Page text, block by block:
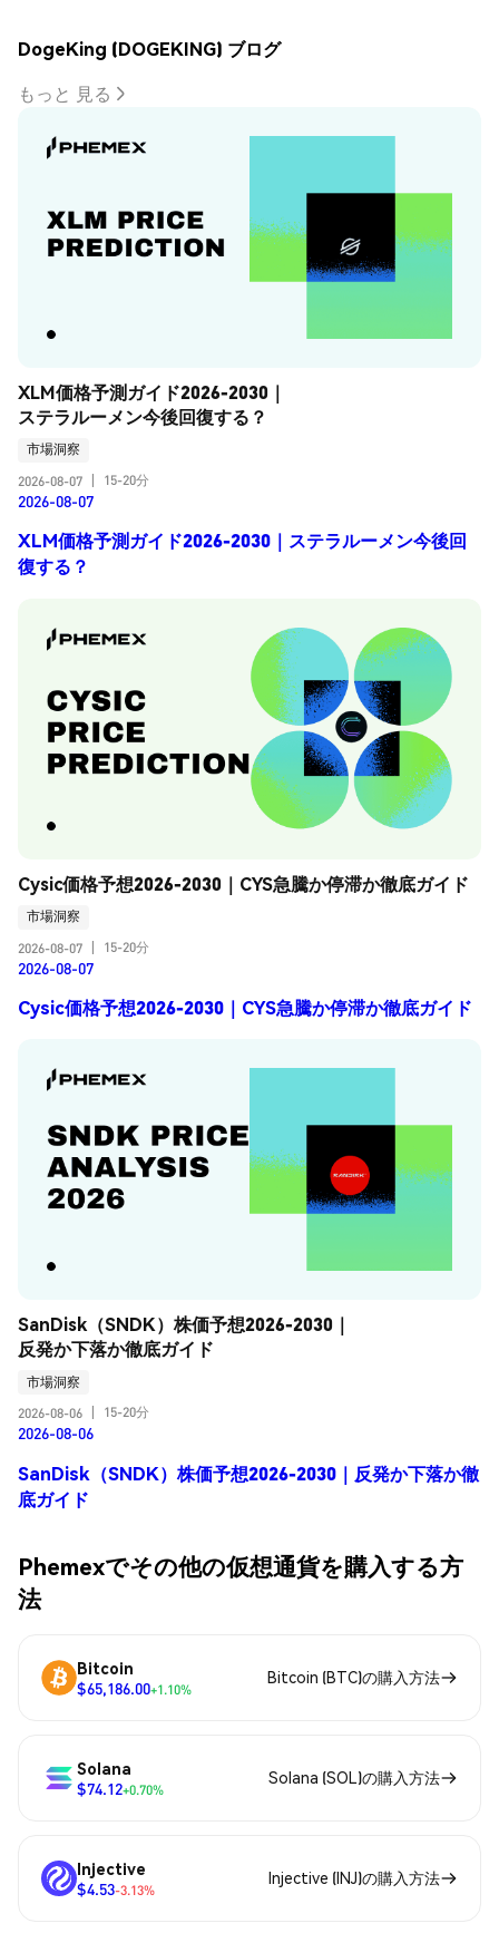
DogeKing (DOGEKING) ブログ
もっと 見る
XLM価格予測ガイド2026-2030｜
ステラルーメン今後回復する？
市場洞察
2026-08-07
15-20分
2026-08-07
XLM価格予測ガイド2026-2030｜ステラルーメン今後回
復する？
Cysic価格予想2026-2030｜CYS急騰か停滞か徹底ガイド
市場洞察
2026-08-07
15-20分
2026-08-07
Cysic価格予想2026-2030｜CYS急騰か停滞か徹底ガイド
SanDisk（SNDK）株価予想2026-2030｜
反発か下落か徹底ガイド
市場洞察
2026-08-06
15-20分
2026-08-06
SanDisk（SNDK）株価予想2026-2030｜反発か下落か徹
底ガイド
Phemexでその他の仮想通貨を購入する方
法
Bitcoin
$65,186.00+1.10%
Bitcoin (BTC)の購入方法
Solana
$74.12+0.70%
Solana (SOL)の購入方法
Injective
$4.53-3.13%
Injective (INJ)の購入方法